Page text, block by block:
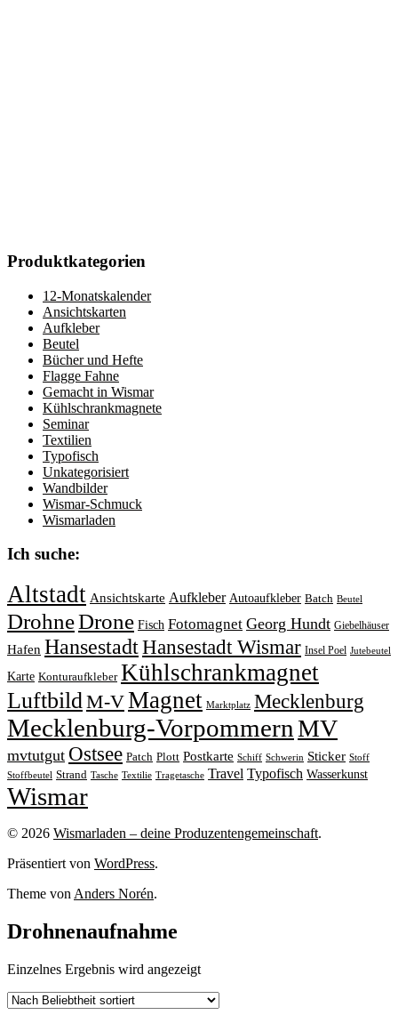
Produktkategorien
12-Monatskalender
Ansichtskarten
Aufkleber
Beutel
Bücher und Hefte
Flagge Fahne
Gemacht in Wismar
Kühlschrankmagnete
Seminar
Textilien
Typofisch
Unkategorisiert
Wandbilder
Wismar-Schmuck
Wismarladen
Ich suche:
Altstadt Ansichtskarte Aufkleber Autoaufkleber Batch Beutel
DrohneDrone Fisch Fotomagnet Georg Hundt Giebelhäuser
Hafen HansestadtHansestadt Wismar Insel Poel Jutebeutel
Karte Konturaufkleber Kühlschrankmagnet
LuftbildM-VMagnet Marktplatz Mecklenburg
Mecklenburg-VorpommernMV
mvtutgut Ostsee Patch Plott Postkarte Schiff Schwerin Sticker Stoff
Stoffbeutel Strand Tasche Textilie Tragetasche Travel Typofisch Wasserkunst
Wismar
© 2026 Wismarladen – deine Produzentengemeinschaft.
Präsentiert von WordPress.
Theme von Anders Norén.
Drohnenaufnahme
Einzelnes Ergebnis wird angezeigt